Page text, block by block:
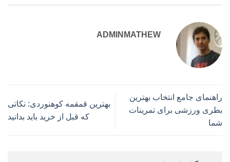
ADMINMATHEW
راهنمای جامع انتخاب بهترین
بطری ورزشی برای تمرینات
شما
بهترین قمقمه کوهنوردی: نکاتی
که قبل از خرید باید بدانید